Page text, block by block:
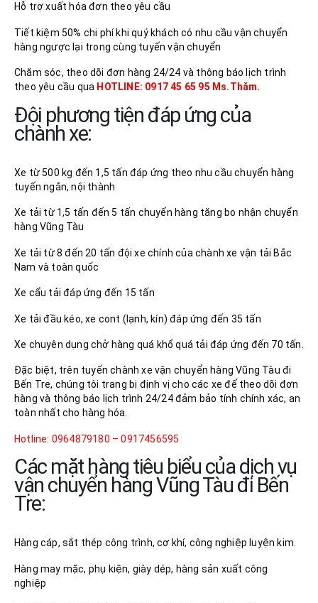
Hỗ trợ xuất hóa đơn theo yêu cầu
Tiết kiệm 50% chi phí khi quý khách có nhu cầu vận chuyển
hàng ngược lại trong cùng tuyến vận chuyển
Chăm sóc, theo dõi đơn hàng 24/24 và thông báo lịch trình
theo yêu cầu qua HOTLINE: 0917 45 65 95 Ms.Thắm.
Đội phương tiện đáp ứng của
chành xe:
Xe từ 500 kg đến 1,5 tấn đáp ứng theo nhu cầu chuyển hàng
tuyến ngắn, nội thành
Xe tải từ 1,5 tấn đến 5 tấn chuyển hàng tăng bo nhận chuyển
hàng Vũng Tàu
Xe tải từ 8 đến 20 tấn đội xe chính của chành xe vận tải Bắc
Nam và toàn quốc
Xe cẩu tải đáp ứng đến 15 tấn
Xe tải đầu kéo, xe cont (lạnh, kín) đáp ứng đến 35 tấn
Xe chuyên dụng chở hàng quá khổ quá tải đáp ứng đến 70 tấn.
Đặc biệt, trên tuyến chành xe vận chuyển hàng Vũng Tàu đi
Bến Tre, chúng tôi trang bị định vị cho các xe để theo dõi đơn
hàng và thông báo lịch trình 24/24 đảm bảo tính chính xác, an
toàn nhất cho hàng hóa.
Hotline: 0964879180 – 0917456595
Các mặt hàng tiêu biểu của dịch vụ
vận chuyển hàng Vũng Tàu đi Bến
Tre:
Hàng cáp, sắt thép công trình, cơ khí, công nghiệp luyện kim.
Hàng may mặc, phụ kiện, giày dép, hàng sản xuất công
nghiệp